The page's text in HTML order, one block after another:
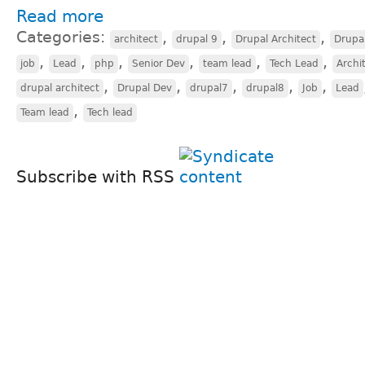
Read more
Categories: architect , drupal 9 , Drupal Architect ,
job , Lead , php , Senior Dev , team lead , Tech Lead ,
drupal architect , Drupal Dev , drupal7 , drupal8 , Job , Lead
Team lead , Tech lead
Subscribe with RSS